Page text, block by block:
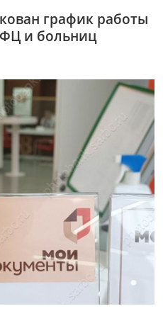
график работы
и больниц